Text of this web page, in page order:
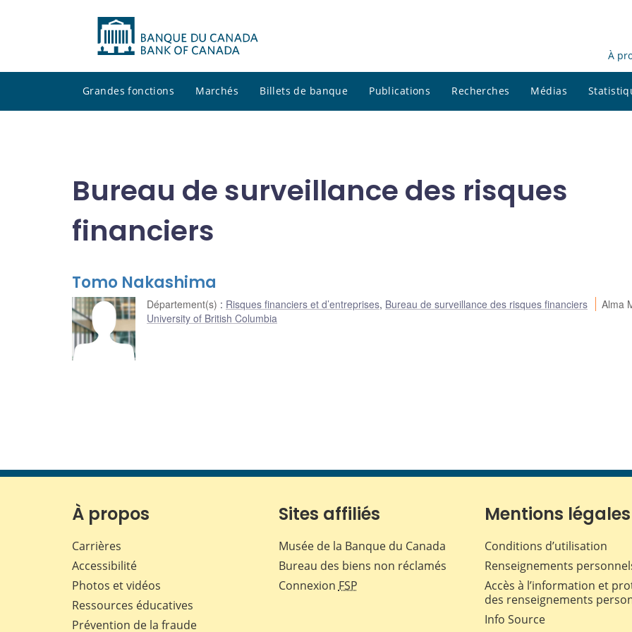
À
Grandes fonctions Marchés Billets de banque Publications Recherches Médias
Bureau de surveillance des risques
financiers
Tomo Nakashima
Département(s) : Risques financiers et d’entreprises, Bureau de surveillance des risques financiers Alma
University of British Columbia
À propos
Carrières
Accessibilité
Photos et vidéos
Ressources éducatives
Prévention de la fraude
Sites affiliés
Musée de la Banque du Canada
Bureau des biens non réclamés
Connexion FSP
Mentions légales
Conditions d’utilisation
Renseignements
Accès à l’information et
des renseignements
Info Source